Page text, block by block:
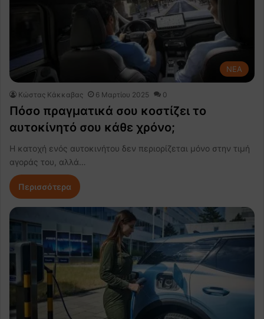
NEA
Κώστας Κάκκαβας 6 Μαρτίου 2025 0
Πόσο πραγματικά σου κοστίζει το
αυτοκίνητό σου κάθε χρόνο;
Η κατοχή ενός αυτοκινήτου δεν περιορίζεται μόνο στην τιμή
αγοράς του, αλλά…
Περισσότερα